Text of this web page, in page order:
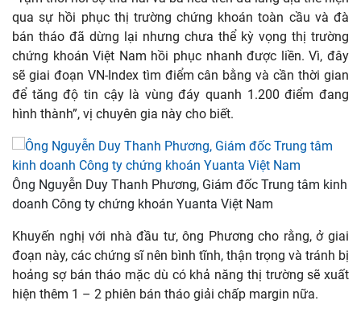
qua sự hồi phục thị trường chứng khoán toàn cầu và đà
bán tháo đã dừng lại nhưng chưa thể kỳ vọng thị trường
chứng khoán Việt Nam hồi phục nhanh được liền. Vì, đây
sẽ giai đoạn VN-Index tìm điểm cân bằng và cần thời gian
để tăng độ tin cậy là vùng đáy quanh 1.200 điểm đang
hình thành”, vị chuyên gia này cho biết.
Ông Nguyễn Duy Thanh Phương, Giám đốc Trung tâm kinh
doanh Công ty chứng khoán Yuanta Việt Nam
Khuyến nghị với nhà đầu tư, ông Phương cho rằng, ở giai
đoạn này, các chứng sĩ nên bình tĩnh, thận trọng và tránh bị
hoảng sợ bán tháo mặc dù có khả năng thị trường sẽ xuất
hiện thêm 1 – 2 phiên bán tháo giải chấp margin nữa.